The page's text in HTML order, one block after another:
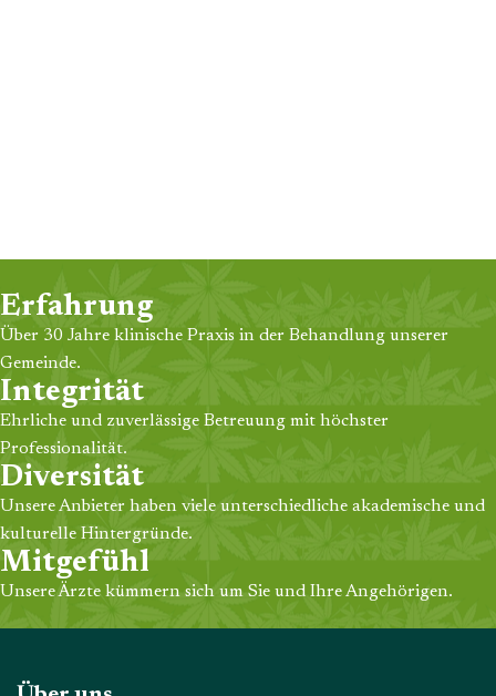
Erfahrung
Über 30 Jahre klinische Praxis in der Behandlung unserer
Gemeinde.
Integrität
Ehrliche und zuverlässige Betreuung mit höchster
Professionalität.
Diversität
Unsere Anbieter haben viele unterschiedliche akademische und
kulturelle Hintergründe.
Mitgefühl
Unsere Ärzte kümmern sich um Sie und Ihre Angehörigen.